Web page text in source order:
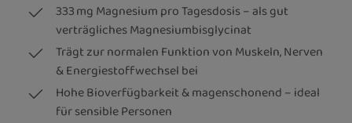
333 mg Magnesium pro Tagesdosis – als gut
verträgliches Magnesiumbisglycinat
Trägt zur normalen Funktion von Muskeln, Nerven
& Energiestoffwechsel bei
Hohe Bioverfügbarkeit & magenschonend – ideal
für sensible Personen